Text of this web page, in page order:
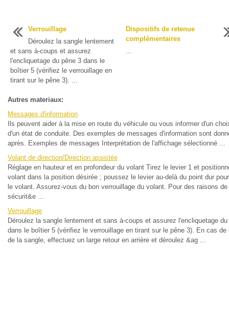
Verrouillage
Déroulez la sangle lentement
et sans à-coups et assurez
l'encliquetage du pêne 3 dans le
boîtier 5 (vérifiez le verrouillage en
tirant sur le pêne 3). ...
Dispositifs de retenue
complémentaires
...
Autres materiaux:
Messages d'information
Ils peuvent aider à la mise en route du véhicule ou vous informer d'un
d'un état de conduite. Des exemples de messages d'information sont
après. Exemples de messages Interprétation de l'affichage sélectionné ...
Volant de direction/Direction assistée
Réglage en hauteur et en profondeur du volant Tirez le levier 1 et
volant dans la position désirée ; poussez le levier au-delà du point dur
le volant. Assurez-vous du bon verrouillage du volant. Pour des raisons de
sécurit&e ...
Verrouillage
Déroulez la sangle lentement et sans à-coups et assurez l'encliquetage du
dans le boîtier 5 (vérifiez le verrouillage en tirant sur le pêne 3). En cas de
de la sangle, effectuez un large retour en arrière et déroulez &ag ...